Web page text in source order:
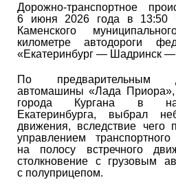
Дорожно-транспортное
6 июня 2026 года в 13:50
Каменского
километре автодороги
«Екатеринбург — Шадринск —
По предварительным
автомашины «Лада Приора»,
города Кургана в
Екатеринбурга, выбрал
движения, вследствие чего
управлением
на полосу встречного
столкновение с грузовым
с полуприцепом.